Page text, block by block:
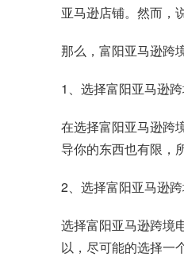
亚马逊店铺。然而，
那么，富阳亚马逊跨
1、选择富阳亚马逊
在选择富阳亚马逊跨
导你的东西也有限，
2、选择富阳亚马逊
选择富阳亚马逊跨境
以，尽可能的选择一